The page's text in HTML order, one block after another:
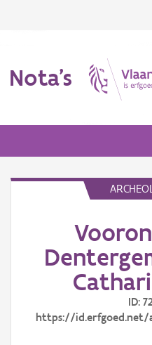
Nota's
ID:
https://id.erfgoed.net/